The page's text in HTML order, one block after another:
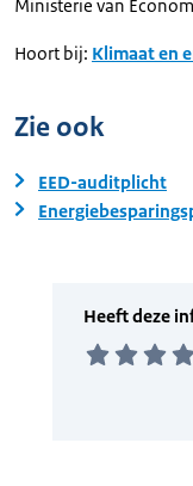
Ministerie van
Hoort bij: Klimaat en
Zie ook
EED-auditplicht